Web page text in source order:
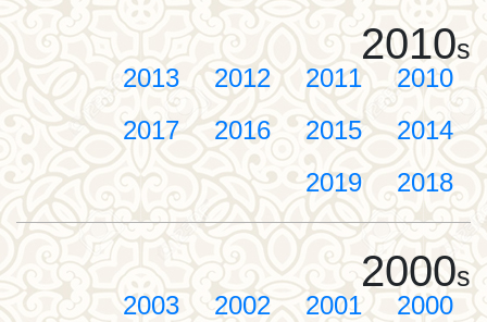
2010s
2010
2011
2012
2013
2014
2015
2016
2017
2018
2019
2000s
2000
2001
2002
2003